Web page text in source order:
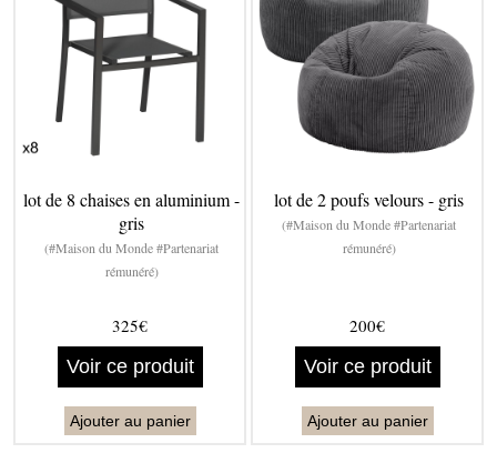
lot de 8 chaises en aluminium -
gris
(#Maison du Monde #Partenariat
rémunéré)
325€
Voir ce produit
Ajouter au panier
lot de 2 poufs velours - gris
(#Maison du Monde #Partenariat
rémunéré)
200€
Voir ce produit
Ajouter au panier